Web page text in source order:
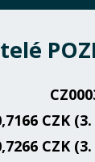
CZK
CZK